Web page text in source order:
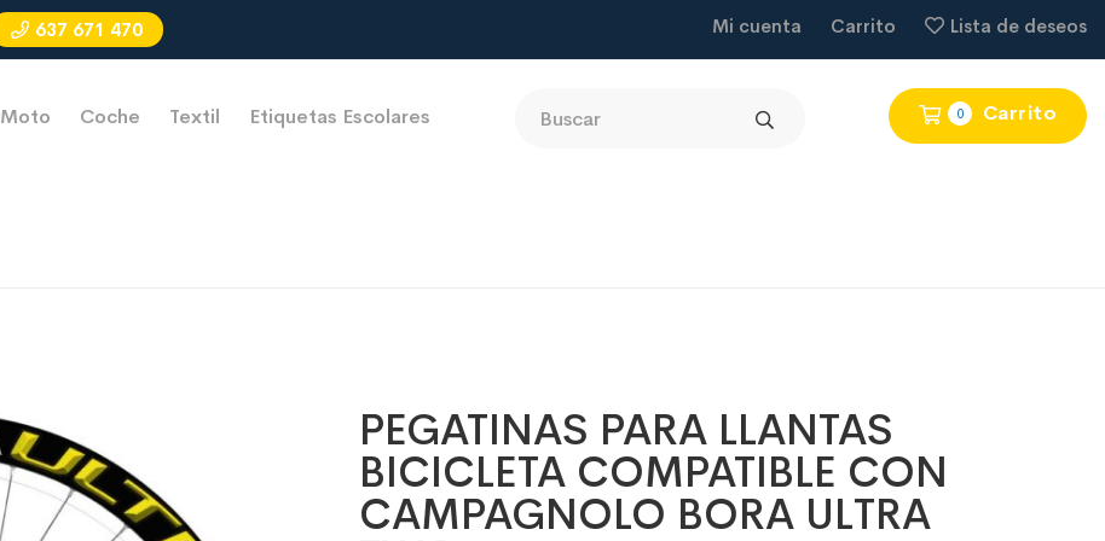
637 671 470 Mi cuenta Carrito Lista de deseos
0 Carrito
Moto Coche Textil Etiquetas Escolares
PEGATINAS PARA LLANTAS
BICICLETA COMPATIBLE CON
CAMPAGNOLO BORA ULTRA